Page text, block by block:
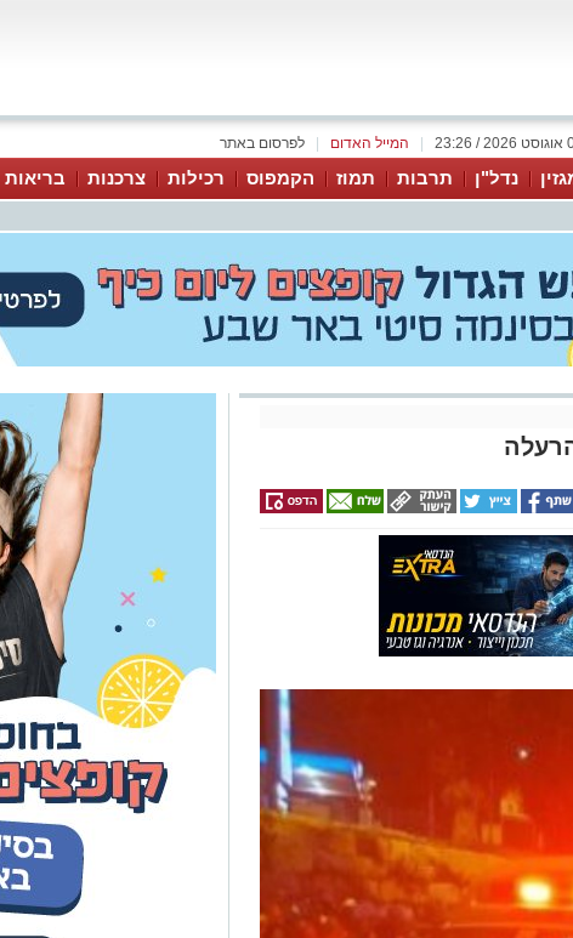
לפרסום באתר המייל האדום 23:26
נדל"ן תרבות תמוז הקמפוס רכילות צרכנות בריאות